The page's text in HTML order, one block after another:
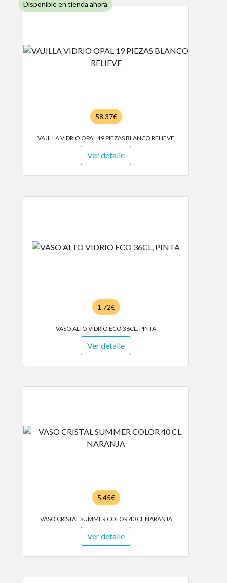
Disponible en tienda ahora
58.37€
VAJILLA VIDRIO OPAL 19 PIEZAS BLANCO RELIEVE
Ver detalle
1.72€
VASO ALTO VIDRIO ECO 36CL, PINTA
Ver detalle
5.45€
VASO CRISTAL SUMMER COLOR 40 CL NARANJA
Ver detalle